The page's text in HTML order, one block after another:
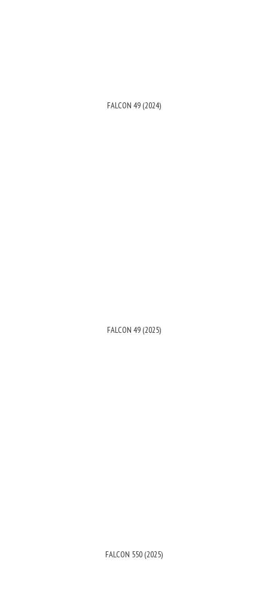
FALCON 49 (2024)
FALCON 49 (2025)
FALCON 550 (2025)